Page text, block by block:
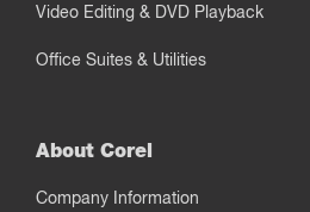
Video Editing & DVD Playback
Office Suites & Utilities
About Corel
Company Information